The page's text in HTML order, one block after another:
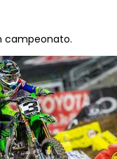
campeonato.